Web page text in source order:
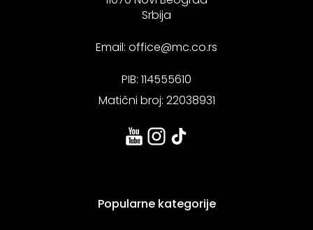
Srbija
Email: office@mc.co.rs
PIB: 114555610
Matični broj: 22038931
Popularne kategorije